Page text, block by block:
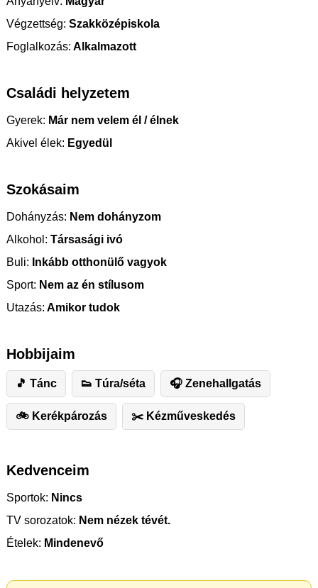
Végzettség: Szakközépiskola
Foglalkozás: Alkalmazott
Családi helyzetem
Gyerek: Már nem velem él / élnek
Akivel élek: Egyedül
Szokásaim
Dohányzás: Nem dohányzom
Alkohol: Társasági ivó
Buli: Inkább otthonülő vagyok
Sport: Nem az én stílusom
Utazás: Amikor tudok
Hobbijaim
🎵 Tánc 👟 Túra/séta 🎧 Zenehallgatás
🚲 Kerékpározás ✂️ ️Kézműveskedés
Kedvenceim
Sportok: Nincs
TV sorozatok: Nem nézek tévét.
Ételek: Mindenevő